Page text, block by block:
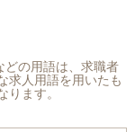
の用語は、求職者
求人用語を用いたも
ます。